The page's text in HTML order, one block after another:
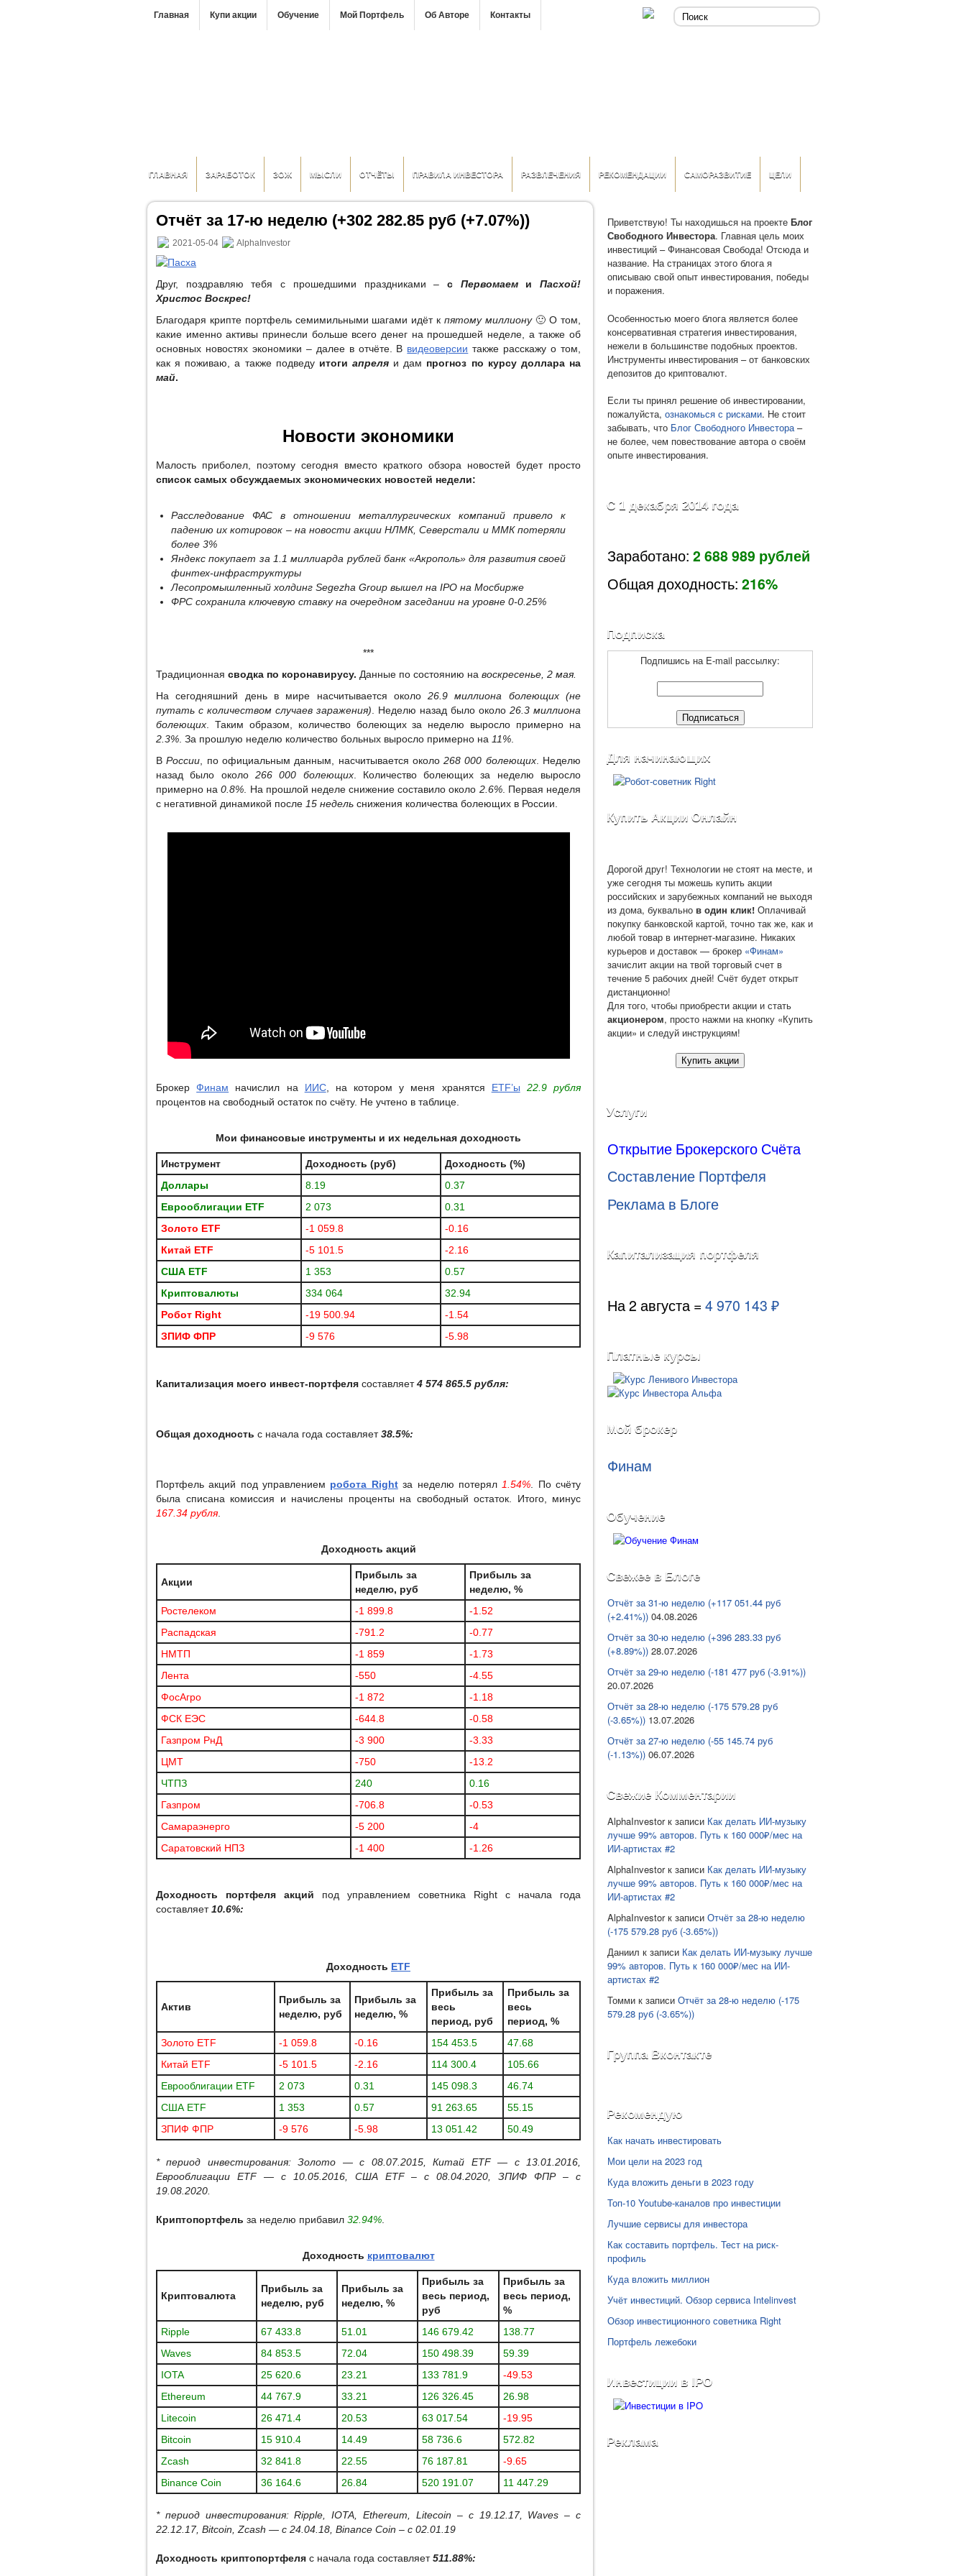
Главная Купи акции Обучение Мой Портфель Об Авторе Контакты
ГЛАВНАЯ ЗАРАБОТОК ЗОЖ МЫСЛИ ОТЧЁТЫ ПРАВИЛА ИНВЕСТОРА РАЗВЛЕЧЕНИЯ РЕКОМЕНДАЦИИ САМОРАЗВИТИЕ ЦЕЛИ
Отчёт за 17-ю неделю (+302 282.85 руб (+7.07%))
2021-05-04 AlphaInvestor
Друг, поздравляю тебя c прошедшими праздниками – с ПервомаемиПасхой!
Христос Воскрес!
Благодаря крипте портфель семимильными шагами идёт к пятому миллиону🙂 О том,
какие именно активы принесли больше всего денег на прошедшей неделе, а также об
основных новостях экономики – далее в отчёте. В видеоверсии также расскажу о том,
как я поживаю, а также подведу итогиапреля и дам прогноз по курсу доллара на
май.
Новости экономики
Малость приболел, поэтому сегодня вместо краткого обзора новостей будет просто
список самых обсуждаемых экономических новостей недели:
Расследование ФАС в отношении металлургических компаний привело к
падению их котировок – на новости акции НЛМК, Северстали и ММК потеряли
более 3%
Яндекс покупает за 1.1 миллиарда рублей банк «Акрополь» для развития своей
финтех-инфраструктуры
Лесопромышленный холдинг Segezha Group вышел на IPO на Мосбирже
ФРС сохранила ключевую ставку на очередном заседании на уровне 0-0.25%
***
Традиционная сводка по коронавирусу. Данные по состоянию на воскресенье, 2 мая.
На сегодняшний день в мире насчитывается около26.9 миллиона болеющих (не
путать с количеством случаев заражения) . Неделю назад было около 26.3 миллиона
болеющих . Таким образом, количество болеющих за неделю выросло примерно на
2.3% . За прошлую неделю количество больных выросло примерно на 11%
ВРоссии , по официальным данным, насчитывается около268 000 болеющих. Неделю
назад было около 266 000 болеющих. Количество болеющих за неделю выросло
примерно на0.8% . На прошлой неделе снижение составило около 2.6%. Первая неделя
с негативной динамикой после 15 недель снижения количества болеющих в России.
БрокерФинам начислил на ИИС, на котором у меня хранятся ETF’ы
22.9 рубля
процентов на свободный остаток по счёту. Не учтено в таблице.
Мои финансовые инструменты и их недельная доходность
Инструмент Доходность (руб)
Доходность (%)
Доллары
8.19
0.37
Еврооблигации ETF 2 073
0.31
Золото ETF
-1 059.8
-0.16
Китай ETF
-5 101.5
-2.16
США ETF 1 353
0.57
Криптовалюты
334 064
32.94
Робот Right -19 500.94
-1.54
ЗПИФ ФПР
-9 576 -5.98
Капитализация моего инвест-портфеля составляет4 574 865.5 рубля:
Общая доходность с начала года составляет38.5%:
Портфель акций под управлением робота Rightза неделю потерял 1.54% . По счёту
была списана комиссия и начислены проценты на свободный остаток. Итого, минус
167.34 рубля.
Доходность акций
Акции
Прибыль за
неделю, руб
Прибыль за
неделю, %
Ростелеком
-1 899.8
-1.52
Распадская
-791.2
-0.77
НМТП
-1 859
-1.73
Лента
-550
-4.55
ФосАгро
-1 872
-1.18
ФСК ЕЭС
-644.8
-0.58
Газпром РнД
-3 900
-3.33
ЦМТ
-750
-13.2
ЧТПЗ
240
0.16
Газпром
-706.8
-0.53
Самараэнерго
-5 200
-4
Саратовский НПЗ
-1 400 -1.26
Доходность портфеля акций под управлением советника Right с начала года
составляет10.6%:
Доходность ETF
Актив
Прибыль за
неделю, руб
Прибыль за
неделю, %
Прибыль за
весь
период, руб
Прибыль за
весь
период, %
Золото ETF
-1 059.8 -0.16 154 453.5
47.68
Китай ETF
-5 101.5 -2.16 114 300.4
105.66
Еврооблигации ETF
2 073 0.31 145 098.3
46.74
США ETF
1 353 0.57 91 263.65
55.15
ЗПИФ ФПР
-9 576 -5.98 13 051.42 50.49
* период инвестирования: Золото — с 08.07.2015, Китай ETF — с 13.01.2016,
Еврооблигации ETF — c 10.05.2016, США ETF
– с 08.04.2020, ЗПИФ ФПР – с
19.08.2020.
Криптопортфель за неделю прибавил 32.94%
Доходность криптовалют
Криптовалюта
Прибыль за
неделю, руб
Прибыль за
неделю, %
Прибыль за
весь период,
руб
Прибыль за
весь период,
%
Ripple
67 433.8 51.01 146 679.42
138.77
Waves
84 853.5 72.04 150 498.39
59.39
IOTA
25 620.6 23.21 133 781.9
-49.53
Ethereum
44 767.9 33.21 126 326.45
26.98
Litecoin
26 471.4 20.53 63 017.54
-19.95
Bitcoin
15 910.4 14.49 58 736.6
572.82
Zcash
32 841.8 22.55 76 187.81
-9.65
Binance Coin
36 164.6 26.84 520 191.07 11 447.29
* период инвестирования: Ripple, IOTA, Ethereum, Litecoin – с 19.12.17, Waves – с
22.12.17, Bitcoin, Zcash — с 24.04.18, Binance Coin – с 02.01.19
Доходность криптопортфеля с начала года составляет511.88%:
Приветствую! Ты находишься на проекте Блог
Свободного Инвестора. Главная цель моих
инвестиций – Финансовая Свобода! Отсюда и
название. На страницах этого блога я
описываю свой опыт инвестирования, победы
и поражения.
Особенностью моего блога является более
консервативная стратегия инвестирования,
нежели в большинстве подобных проектов.
Инструменты инвестирования – от банковских
депозитов до криптовалют.
Если ты принял решение об инвестировании,
пожалуйста, ознакомься с рисками. Не стоит
забывать, что Блог Свободного Инвестора–
не более, чем повествование автора о своём
опыте инвестирования.
С 1 декабря 2014 года
Заработано: 2 688 989 рублей
Общая доходность: 216%
Подписка
Подпишись на E-mail рассылку:
Для начинающих
Купить Акции Онлайн
Дорогой друг! Технологии не стоят на месте, и
уже сегодня ты можешь купить акции
российских и зарубежных компаний не выходя
из дома, буквально в один клик! Оплачивай
покупку банковской картой, точно так же, как и
любой товар в интернет-магазине. Никаких
курьеров и доставок — брокер «Финам»
зачислит акции на твой торговый счет в
течение 5 рабочих дней! Счёт будет открыт
дистанционно!
Для того, чтобы приобрести акции и стать
акционером, просто нажми на кнопку «Купить
акции» и следуй инструкциям!
Купить акции
Услуги
Открытие Брокерского Счёта
Составление Портфеля
Реклама в Блоге
Капитализация портфеля
На 2 августа = 4 970 143 ₽
Платные курсы
Мой брокер
Финам
Обучение
Свежее в Блоге
Отчёт за 31-ю неделю (+117 051.44 руб
(+2.41%)) 04.08.2026
Отчёт за 30-ю неделю (+396 283.33 руб
(+8.89%)) 28.07.2026
Отчёт за 29-ю неделю (-181 477 руб (-3.91%))
20.07.2026
Отчёт за 28-ю неделю (-175 579.28 руб
(-3.65%)) 13.07.2026
Отчёт за 27-ю неделю (-55 145.74 руб
(-1.13%)) 06.07.2026
Свежие Комментарии
AlphaInvestorк записи Как делать ИИ-музыку
лучше 99% авторов. Путь к 160 000₽/мес на
ИИ-артистах #2
AlphaInvestorк записи Как делать ИИ-музыку
лучше 99% авторов. Путь к 160 000₽/мес на
ИИ-артистах #2
AlphaInvestorк записи Отчёт за 28-ю неделю
(-175 579.28 руб (-3.65%))
Даниил к записи Как делать ИИ-музыку лучше
99% авторов. Путь к 160 000₽/мес на ИИ-
артистах #2
Томми к записи Отчёт за 28-ю неделю (-175
579.28 руб (-3.65%))
Группа Вконтакте
Рекомендую
Как начать инвестировать
Мои цели на 2023 год
Куда вложить деньги в 2023 году
Топ-10 Youtube-каналов про инвестиции
Лучшие сервисы для инвестора
Как составить портфель. Тест на риск-
профиль
Куда вложить миллион
Учёт инвестиций. Обзор сервиса Intelinvest
Обзор инвестиционного советника Right
Портфель лежебоки
Инвестиции в IPO
Реклама